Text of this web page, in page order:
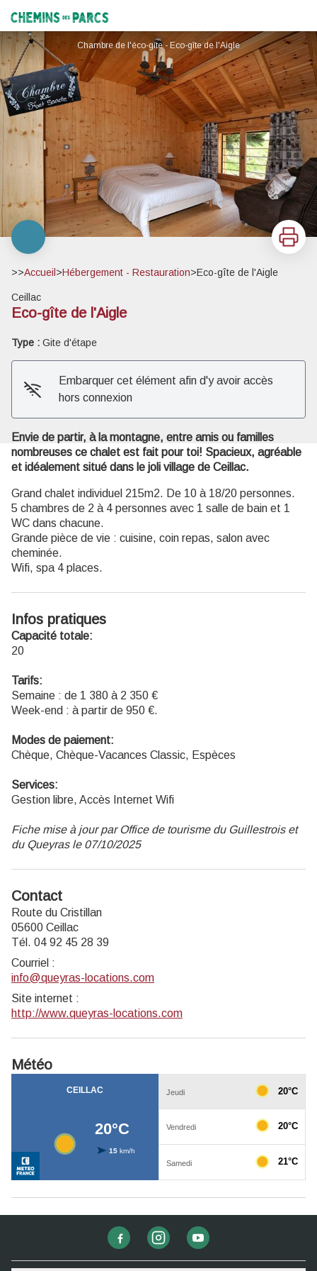
Chemins des Parcs
Chambre de l'éco-gîte - Eco-gîte de l'Aigle
Imprimer
>>Accueil >Hébergement - Restauration>Eco-gîte de l'Aigle
Ceillac
Eco-gîte de l'Aigle
Type : Gite d'étape
Embarquer cet élément afin d'y avoir accès
hors connexion
Envie de partir, à la montagne, entre amis ou familles
nombreuses ce chalet est fait pour toi! Spacieux, agréable
et idéalement situé dans le joli village de Ceillac.
Grand chalet individuel 215m2. De 10 à 18/20 personnes.
5 chambres de 2 à 4 personnes avec 1 salle de bain et 1
WC dans chacune.
Grande pièce de vie : cuisine, coin repas, salon avec
cheminée.
Wifi, spa 4 places.
Infos pratiques
Capacité totale:
20
Tarifs:
Semaine : de 1 380 à 2 350 €
Week-end : à partir de 950 €.
Modes de paiement:
Chèque, Chèque-Vacances Classic, Espèces
Services:
Gestion libre, Accès Internet Wifi
Fiche mise à jour par Office de tourisme du Guillestrois et
du Queyras le 07/10/2025
Contact
Route du Cristillan
05600 Ceillac
Tél. 04 92 45 28 39
Courriel :
info@queyras-locations.com
Site internet :
http://www.queyras-locations.com
Météo